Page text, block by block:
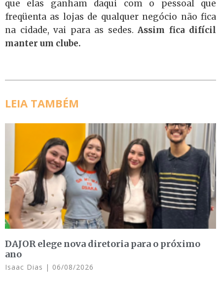
que elas ganham daqui com o pessoal que
freqüenta as lojas de qualquer negócio não fica
na cidade, vai para as sedes. Assim fica difícil
manter um clube.
LEIA TAMBÉM
DAJOR elege nova diretoria para o próximo
ano
Isaac Dias 06/08/2026